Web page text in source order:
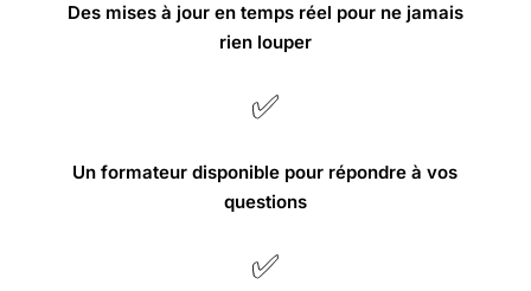
Des mises à jour en temps réel pour ne jamais
rien louper
✅
Un formateur disponible pour répondre à vos
questions
✅